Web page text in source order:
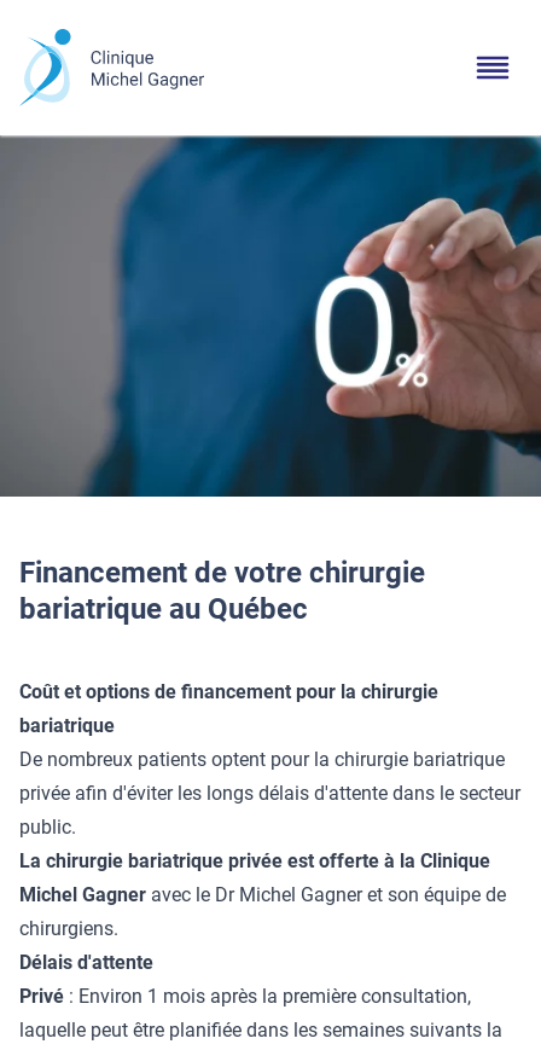
Financement de votre chirurgie
bariatrique au Québec
Coût et options de financement pour la chirurgie
bariatrique
De nombreux patients optent pour la chirurgie bariatrique
privée afin d'éviter les longs délais d'attente dans le secteur
public.
La chirurgie bariatrique privée est offerte à la Clinique
Michel Gagner avec le Dr Michel Gagner et son équipe de
chirurgiens.
Délais d'attente
Privé : Environ 1 mois après la première consultation,
laquelle peut être planifiée dans les semaines suivants la